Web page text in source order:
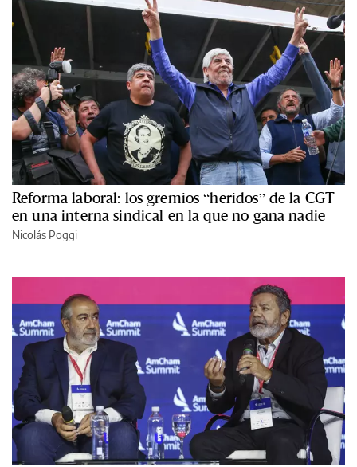
Reforma laboral: los gremios “heridos” de la CGT
en una interna sindical en la que no gana nadie
Nicolás Poggi